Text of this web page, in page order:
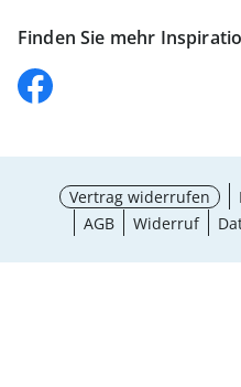
Finden Sie mehr
Vertrag widerrufen
AGB
Widerruf